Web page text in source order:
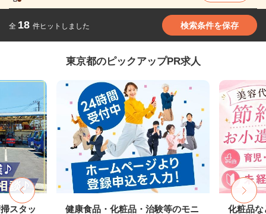
全 18 件ヒットしました 検索条件を保存
東京都のピックアップPR求人
スタッ
健康食品・化粧品・治験等のモニ
化粧品な